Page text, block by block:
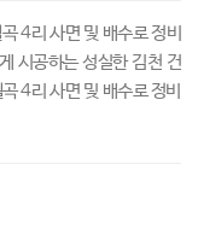
4리 사면 및 배수로 정비
시공하는 성실한 김천 건
4리 사면 및 배수로 정비